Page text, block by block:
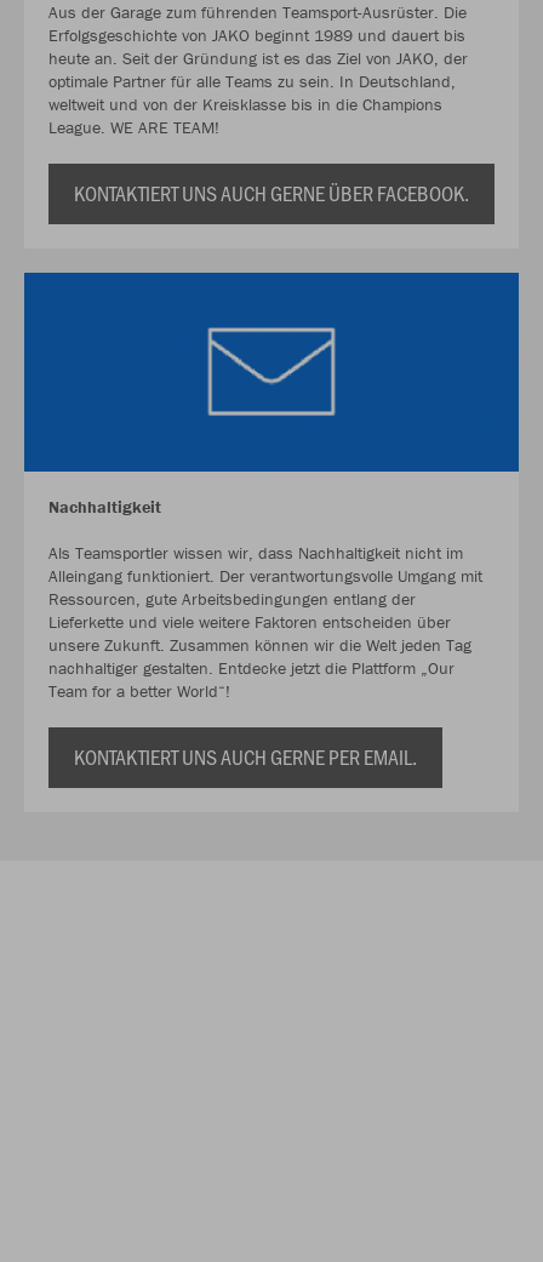
Aus der Garage zum führenden Teamsport-Ausrüster. Die
Erfolgsgeschichte von JAKO beginnt 1989 und dauert bis
heute an. Seit der Gründung ist es das Ziel von JAKO, der
optimale Partner für alle Teams zu sein. In Deutschland,
weltweit und von der Kreisklasse bis in die Champions
League. WE ARE TEAM!
KONTAKTIERT UNS AUCH GERNE ÜBER FACEBOOK.
Nachhaltigkeit
Als Teamsportler wissen wir, dass Nachhaltigkeit nicht im
Alleingang funktioniert. Der verantwortungsvolle Umgang mit
Ressourcen, gute Arbeitsbedingungen entlang der
Lieferkette und viele weitere Faktoren entscheiden über
unsere Zukunft. Zusammen können wir die Welt jeden Tag
nachhaltiger gestalten. Entdecke jetzt die Plattform „Our
Team for a better World“!
KONTAKTIERT UNS AUCH GERNE PER EMAIL.